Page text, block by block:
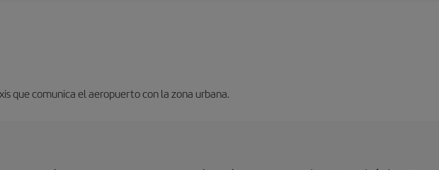
que comunica el aeropuerto con la zona urbana.